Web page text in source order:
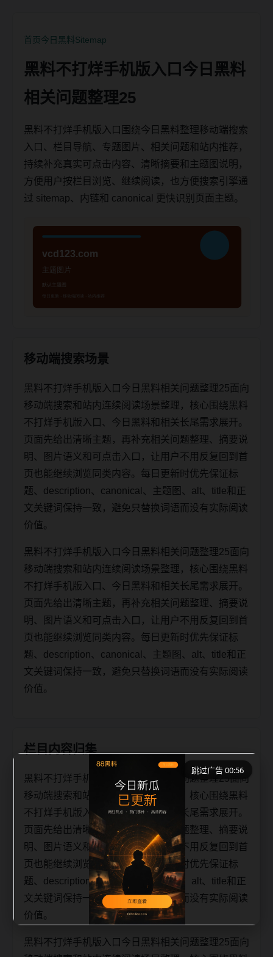
首页今日黑料Sitemap
黑料不打烊手机版入口今日黑料
相关问题整理25
黑料不打烊手机版入口围绕今日黑料整理移动端搜索
入口、栏目导航、专题图片、相关问题和站内推荐，
持续补充真实可点击内容、清晰摘要和主题图说明，
方便用户按栏目浏览、继续阅读，也方便搜索引擎通
过 sitemap、内链和 canonical 更快识别页面主题。
移动端搜索场景
黑料不打烊手机版入口今日黑料相关问题整理25面向
移动端搜索和站内连续阅读场景整理，核心围绕黑料
不打烊手机版入口、今日黑料和相关长尾需求展开。
页面先给出清晰主题，再补充相关问题整理、摘要说
明、图片语义和可点击入口，让用户不用反复回到首
页也能继续浏览同类内容。每日更新时优先保证标
题、description、canonical、主题图、alt、title和正
文关键词保持一致，避免只替换词语而没有实际阅读
价值。
黑料不打烊手机版入口今日黑料相关问题整理25面向
移动端搜索和站内连续阅读场景整理，核心围绕黑料
不打烊手机版入口、今日黑料和相关长尾需求展开。
页面先给出清晰主题，再补充相关问题整理、摘要说
明、图片语义和可点击入口，让用户不用反复回到首
页也能继续浏览同类内容。每日更新时优先保证标
题、description、canonical、主题图、alt、title和正
文关键词保持一致，避免只替换词语而没有实际阅读
价值。
栏目内容归集
黑料不打烊手机版入口今日黑料相关问题整理25面向
移动端搜索和站内连续阅读场景整理，核心围绕黑料
不打烊手机版入口、今日黑料和相关长尾需求展开。
页面先给出清晰主题，再补充相关问题整理、摘要说
明、图片语义和可点击入口，让用户不用反复回到首
页也能继续浏览同类内容。每日更新时优先保证标
题、description、canonical、主题图、alt、title和正
文关键词保持一致，避免只替换词语而没有实际阅读
价值。
黑料不打烊手机版入口今日黑料相关问题整理25面向
跳过广告 00:56